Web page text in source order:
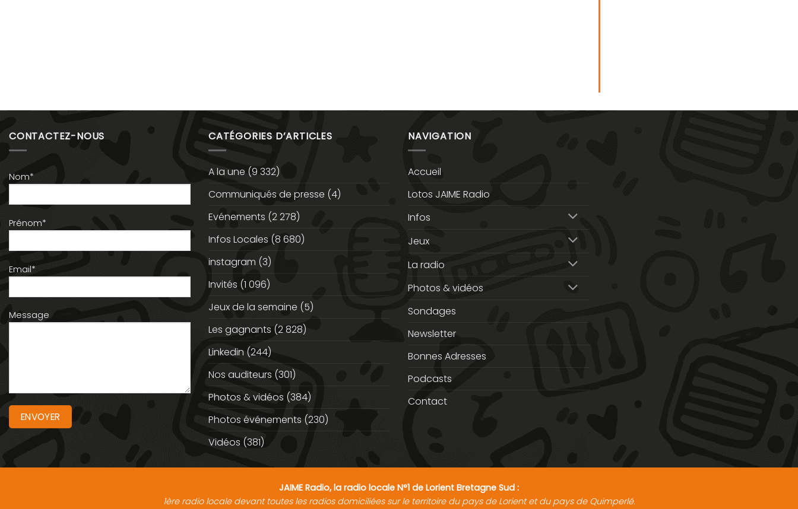
CONTACTEZ-NOUS
Nom*
Prénom*
Email*
Message
CATÉGORIES D’ARTICLES
A la une (9 332)
Communiqués de presse (4)
Evénements (2 278)
Infos Locales (8 680)
instagram (3)
Invités (1 096)
Jeux de la semaine (5)
Les gagnants (2 828)
Linkedin (244)
Nos auditeurs (301)
Photos & vidéos (384)
Photos événements (230)
Vidéos (381)
NAVIGATION
Accueil
Lotos JAIME Radio
Infos
Jeux
La radio
Photos & vidéos
Sondages
Newsletter
Bonnes Adresses
Podcasts
Contact
JAIME Radio, la radio locale N°1 de Lorient Bretagne Sud :
1ère radio locale devant toutes les radios domiciliées sur le territoire du pays de Lorient et du pays de Quimperlé.